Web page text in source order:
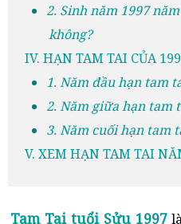
2. Sinh năm 1997
không?
IV. HẠN TAM TAI CỦA
1. Năm đầu hạn tam
2. Năm giữa hạn tam
3. Năm cuối hạn tam
V. XEM HẠN TAM TAI
Tam Tai tuổi Sửu 1997